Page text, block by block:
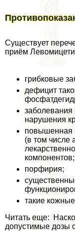
Существует
приём
грибковые
дефицит
заболевания
нарушения
повышенная
(в том числе
компонентов;
порфирия;
такие
Читать еще:
допустимые дозы